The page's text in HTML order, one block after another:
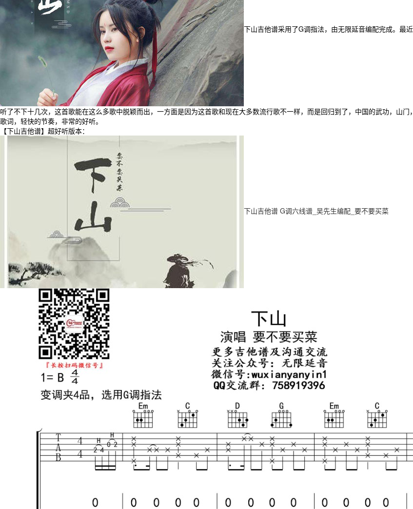
下山吉他谱采用了G调指法，由无限延音编配完成。最
听了不下十几次，这首歌能在这么多歌中脱颖而出，一方面是因为这首歌和现在大多数流行歌不一样，而是回归到了，中国的武功，山
歌词，轻快的节奏，非常的好听。
【下山吉他谱】超好听版本：
下山吉他谱 G调六线谱_吴先生编配_要不要买菜